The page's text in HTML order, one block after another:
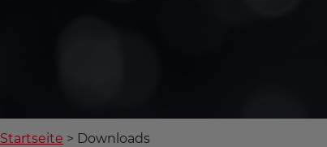
Startseite Downloads